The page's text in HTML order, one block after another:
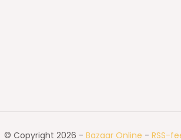
© Copyright 2026 - Bazaar Online - RSS-